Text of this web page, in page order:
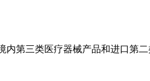
三类医疗器械产品和进口第二